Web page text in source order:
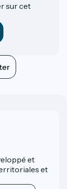
sur cet
et
et